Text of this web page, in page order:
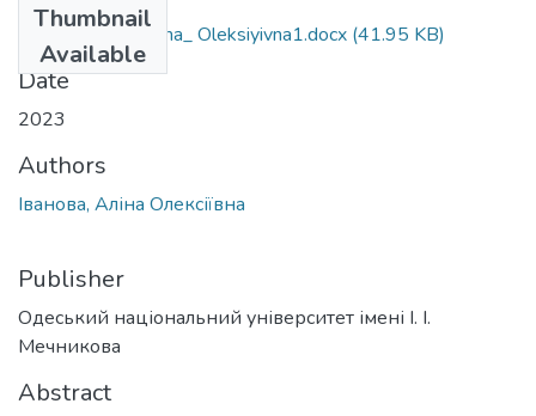
Thumbnail
Available
091_Ivanova_ Alina_ Oleksiyivna1.docx (41.95 KB)
Date
2023
Authors
Іванова, Аліна Олексіївна
Publisher
Одеський національний університет імені І. І.
Мечникова
Abstract